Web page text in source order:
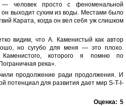
человек просто с феноменальной
он выходит сухим из воды. Местами было
Карата, когда он вел себя уж слишком
видим, что А. Каменистый как автор
но сугубо для меня — это плохо.
которого я помню по
река».
продолжение ради продолжения. И
потенциал для развития дает мир S-T-I-
Оценка: 5